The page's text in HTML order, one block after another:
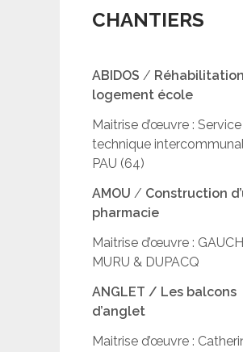
CHANTIERS
ABIDOS / Réhabilitation
logement école
Maitrise d’œuvre : Service
technique
PAU (64)
AMOU / Construction
pharmacie
Maitrise d’œuvre :
MURU & DUPACQ
ANGLET / Les balcons
d’anglet
Maitrise d’œuvre :